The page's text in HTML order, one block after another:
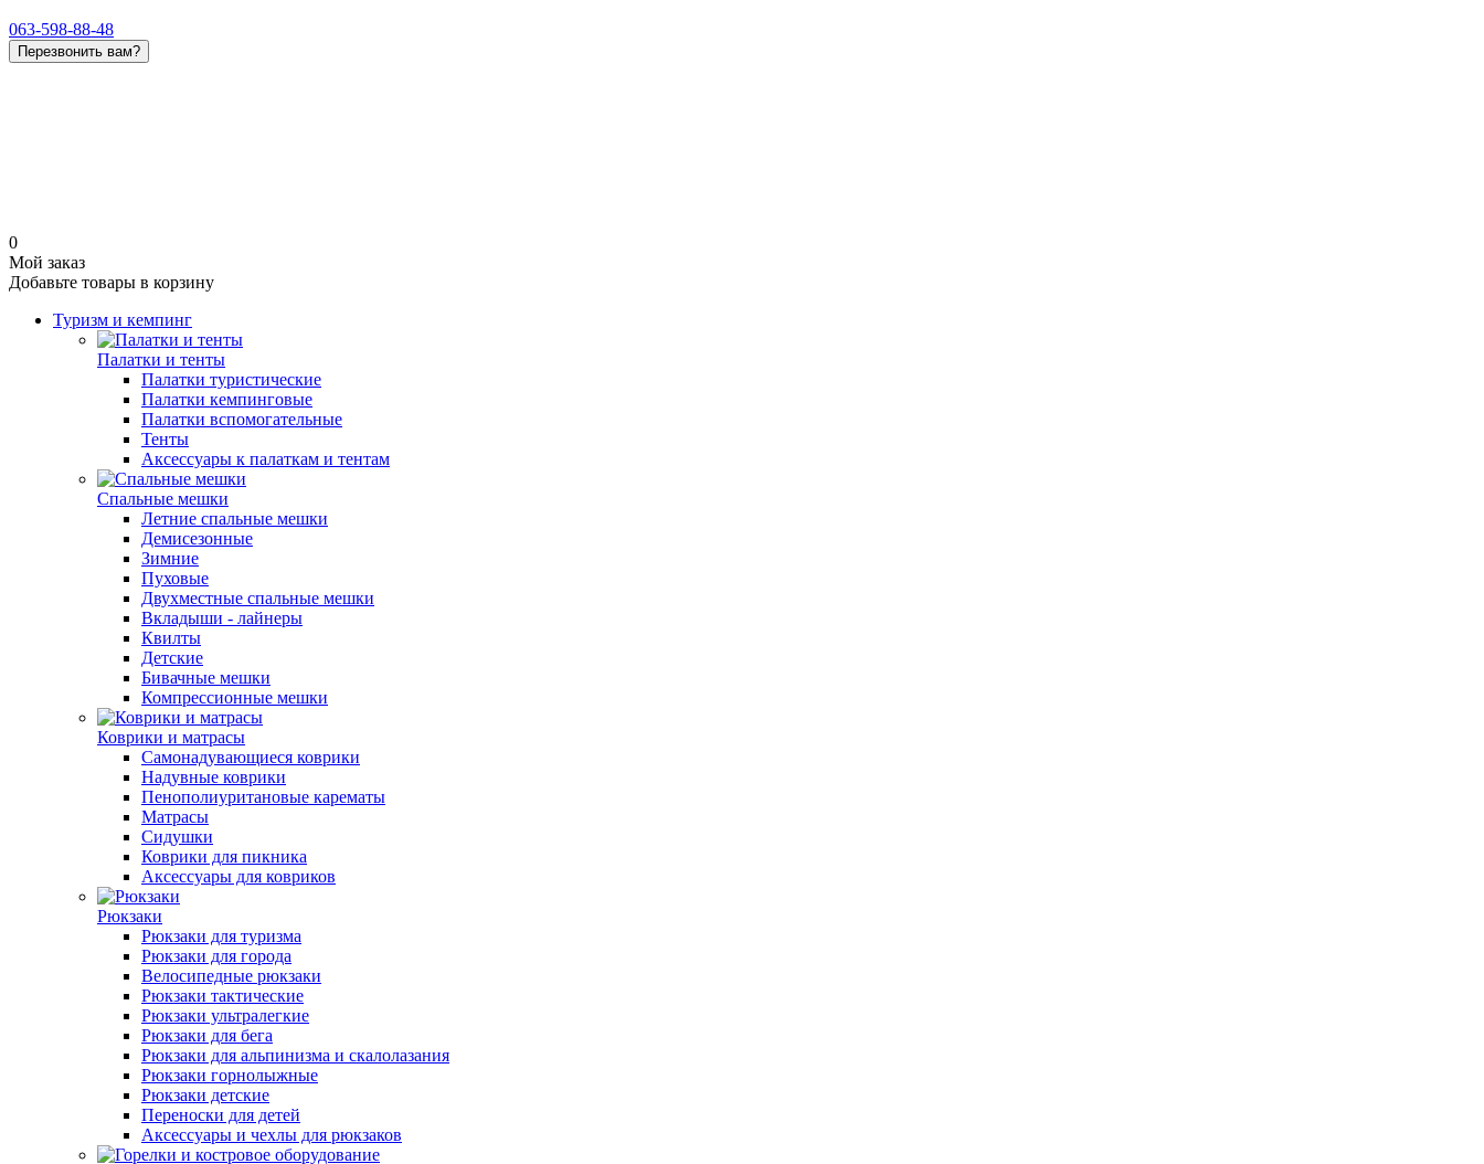
063-598-88-48
Перезвонить вам?
0
Мой заказ
Добавьте товары в корзину
Туризм и кемпинг
Палатки и тенты
Палатки туристические
Палатки кемпинговые
Палатки вспомогательные
Тенты
Аксессуары к палаткам и тентам
Спальные мешки
Летние спальные мешки
Демисезонные
Зимние
Пуховые
Двухместные спальные мешки
Вкладыши - лайнеры
Квилты
Детские
Бивачные мешки
Компрессионные мешки
Коврики и матрасы
Самонадувающиеся коврики
Надувные коврики
Пенополиуритановые карематы
Матрасы
Сидушки
Коврики для пикника
Аксессуары для ковриков
Рюкзаки
Рюкзаки для туризма
Рюкзаки для города
Велосипедные рюкзаки
Рюкзаки тактические
Рюкзаки ультралегкие
Рюкзаки для бега
Рюкзаки для альпинизма и скалолазания
Рюкзаки горнолыжные
Рюкзаки детские
Переноски для детей
Аксессуары и чехлы для рюкзаков